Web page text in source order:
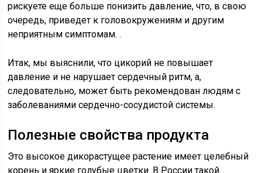
рискуете еще больше понизить давление, что, в свою
очередь, приведет к головокружениям и другим
неприятным симптомам. .
Итак, мы выяснили, что цикорий не повышает
давление и не нарушает сердечный ритм, а,
следовательно, может быть рекомендован людям с
заболеваниями сердечно-сосудистой системы.
Полезные свойства продукта
Это высокое дикорастущее растение имеет целебный
корень и яркие голубые цветки. В России такой